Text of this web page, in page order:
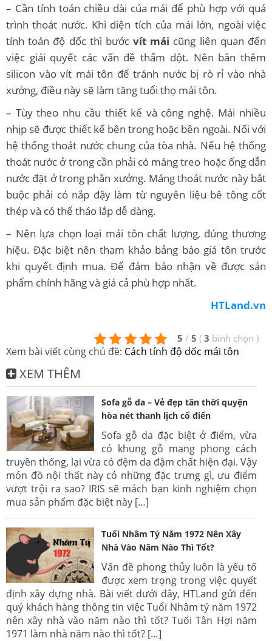
– Cần tính toán chiều dài của mái để phù hợp với quá
trình thoát nước. Khi diện tích của mái lớn, ngoài việc
tính toán độ dốc thì bướcvít mái cũng liên quan đến
việc giải quyết các vấn đề thấm dột. Nên bắn thêm
silicon vào vít mái tôn để tránh nước bị rò rỉ vào nhà
xưởng, điều này sẽ làm tăng tuổi thọ mái tôn.
– Tùy theo nhu cầu thiết kế và công nghệ. Mái nhiều
nhịp sẽ được thiết kế bên trong hoặc bên ngoài. Nối với
hệ thống thoát nước chung của tòa nhà. Nếu hệ thống
thoát nước ở trong cần phải có máng treo hoặc ống dẫn
nước đặt ở trong phân xưởng. Máng thoát nước này bắt
buộc phải có nắp đậy làm từ nguyên liệu bê tông cốt
thép và có thể tháo lắp dễ dàng.
– Nên lựa chọn loại mái tôn chất lượng, đúng thương
hiệu. Đặc biệt nên tham khảo bảng báo giá tôn trước
khi quyết định mua. Để đảm bảo nhận về được sản
phẩm chính hãng và giá cả phù hợp nhất.
HTLand.vn
5 / 5 ( 3 bình chọn )
Xem bài viết cùng chủ đề: Cách tính độ dốc mái tôn
XEM THÊM
Sofa gỗ da – Vẻ đẹp tân thời quyện
hòa nét thanh lịch cổ điển
Sofa gỗ da đặc biệt ở điểm, vừa
có khung gỗ mang phong cách
truyền thống, lại vừa có đệm da đậm chất hiện đại. Vậy
món đồ nội thất này có những đặc trưng gì, ưu điểm
vượt trội ra sao? IRIS sẽ mách bạn kinh nghiệm chọn
mua sản phẩm đặc biệt này […]
Tuổi Nhâm Tý Năm 1972 Nên Xây
Nhà Vào Năm Nào Thì Tốt?
Vấn đề phong thủy luôn là yếu tố
được xem trọng trong việc quyết
định xây dựng nhà. Bài viết dưới đây, HTLand gửi đến
quý khách hàng thông tin việc Tuổi Nhâm tý năm 1972
nên xây nhà vào năm nào thì tốt? Tuổi Tân Hợi năm
1971 làm nhà năm nào thì tốt? […]